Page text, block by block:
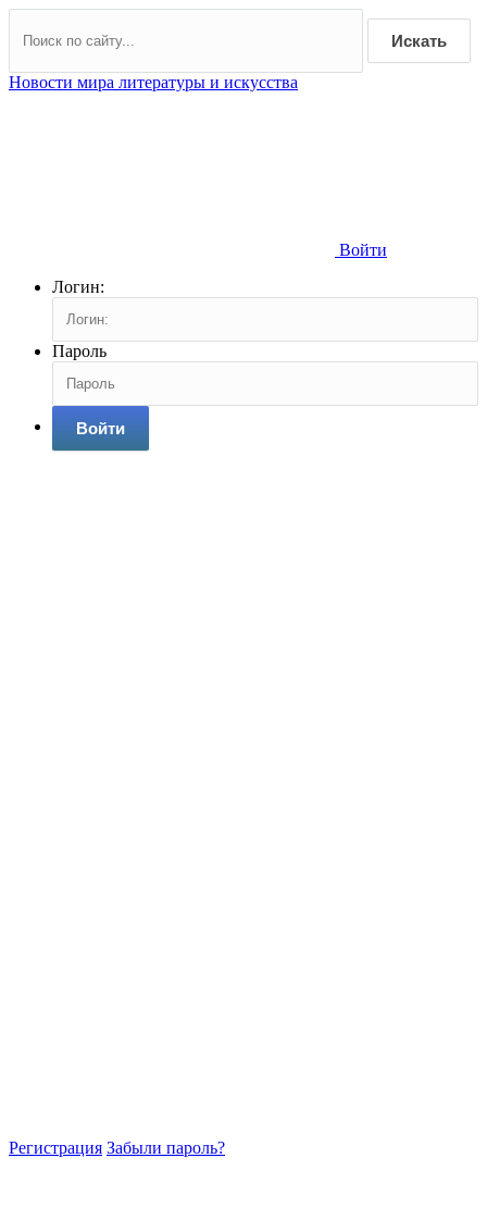
Искать
Новости мира литературы и искусства
Войти
Логин:
Пароль
Войти
Регистрация Забыли пароль?